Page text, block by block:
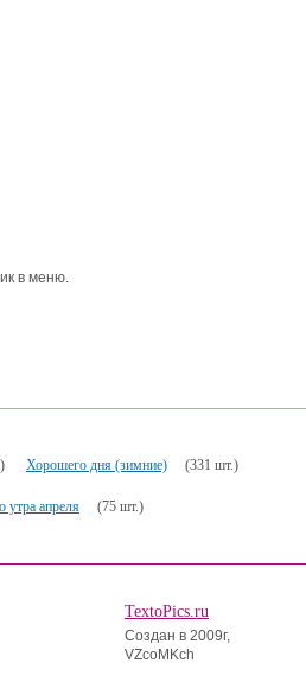
в меню.
Хорошего дня (зимние) (331 шт.)
утра апреля (75 шт.)
TextoPics.ru
Создан в 2009г,
VZcoMKch